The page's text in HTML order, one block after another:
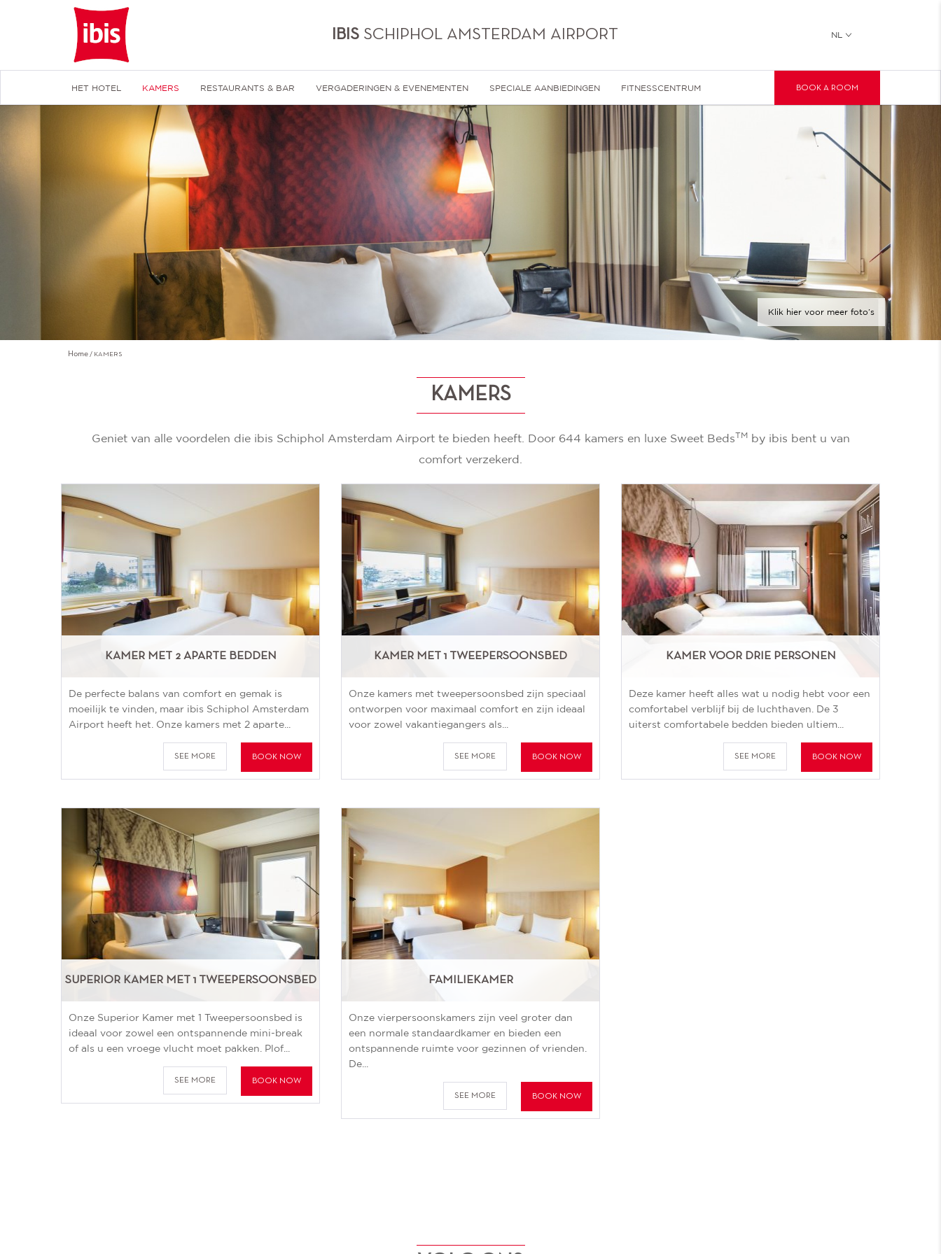
IBISSCHIPHOL AMSTERDAM AIRPORT NL
HET HOTEL KAMERS RESTAURANTS & BAR VERGADERINGEN & EVENEMENTEN SPECIALE AANBIEDINGEN FITNESSCENTRUM BOOK A ROOM
Klik hier voor meer foto’s
Home KAMERS
KAMERS
Geniet van alle voordelen die ibis Schiphol Amsterdam Airport te bieden heeft. Door 644 kamers en luxe Sweet BedsTMby ibis bent u van
comfort verzekerd.
KAMER MET 2 APARTE BEDDEN
De perfecte balans van comfort en gemak is
moeilijk te vinden, maar ibis Schiphol Amsterdam
Airport heeft het. Onze kamers met 2 aparte...
BOOK NOW
SEE MORE
KAMER MET 1 TWEEPERSOONSBED
Onze kamers met tweepersoonsbed zijn speciaal
ontworpen voor maximaal comfort en zijn ideaal
voor zowel vakantiegangers als...
BOOK NOW
SEE MORE
KAMER VOOR DRIE PERSONEN
Deze kamer heeft alles wat u nodig hebt voor een
comfortabel verblijf bij de luchthaven. De 3
uiterst comfortabele bedden bieden ultiem...
BOOK NOW
SEE MORE
SUPERIOR KAMER MET 1 TWEEPERSOONSBED
Onze Superior Kamer met 1 Tweepersoonsbed is
ideaal voor zowel een ontspannende mini-break
of als u een vroege vlucht moet pakken. Plof...
BOOK NOW
SEE MORE
FAMILIEKAMER
Onze vierpersoonskamers zijn veel groter dan
een normale standaardkamer en bieden een
ontspannende ruimte voor gezinnen of vrienden.
De...
BOOK NOW
SEE MORE